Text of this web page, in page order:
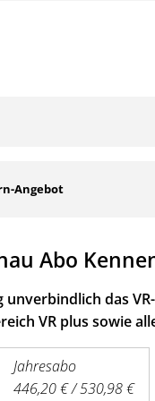
Angebot
Abo
unverbindlich das
VR plus sowie
Jahresabo
446,20 € / 530,98 €